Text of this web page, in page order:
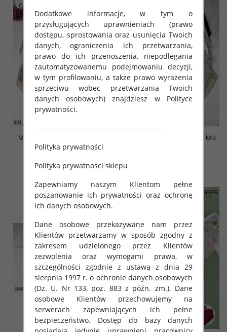
Majtki damskie Roz S-2XL, Mix
kolor Paczka 24 szt
4.80 zł
Majtki damskie Roz S-2XL, Mix
Dodatkowe informacje, w tym o
przysługujących uprawnieniach (prawo
dostępu, sprostowania oraz usunięcia Twoich
danych, ograniczenia ich przetwarzania,
prawo do ich przenoszenia, niepodlegania
zautomatyzowanemu podejmowaniu decyzji,
w tym profilowaniu, a także prawo wyrażenia
sprzeciwu wobec przetwarzania Twoich
danych osobowych) znajdziesz w Polityce
prywatności.
---------------------------------------------------
Polityka prywatności
Polityka prywatności sklepu
Zapewniamy naszym Klientom pełne
poszanowanie ich prywatności oraz ochronę
ich danych osobowych.
Dane osobowe przekazywane nam przez
Klientów przetwarzamy w sposób zgodny z
zakresem udzielonego przez Klientów
zezwolenia oraz wymogami prawa, w
szczególności zgodnie z ustawą z dnia 29
sierpnia 1997 r. o ochronie danych osobowych
(Dz. U. Nr 133, poz. 883 z późn. zm.). Dane
osobowe Klientów przechowujemy na
serwerach zapewniających ich pełne
bezpieczeństwo. Dostęp do bazy danych